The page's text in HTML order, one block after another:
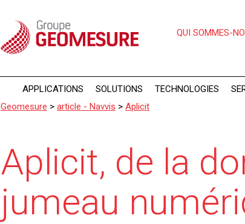
QUI SOMMES-
APPLICATIONS SOLUTIONS TECHNOLOGIES
Geomesure > article - Navvis > Aplicit
Aplicit, de la
jumeau